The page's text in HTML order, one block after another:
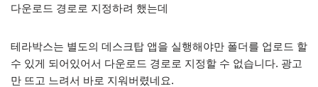
다운로드 경로로 지정하려 했는데
테라박스는 별도의 데스크탑 앱을 실행해야만 폴더를 업로드 할
수 있게 되어있어서 다운로드 경로로 지정할 수 없습니다. 광고
만 뜨고 느려서 바로 지워버렸네요.